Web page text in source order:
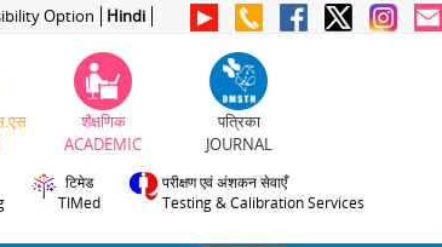
Option Hindi
शैक्षणिक
ACADEMIC
पत्रिका
JOURNAL
टिमेड
TIMed
परीक्षण एवं अंशकन सेवाएँ
Testing & Calibration Services